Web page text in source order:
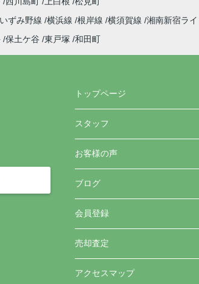
ずみ野線 横浜線 根岸線 横須賀線 湘南新宿ラ
保土ケ谷 東戸塚 和田町
トップページ
スタッフ
お客様の声
ブログ
会員登録
売却査定
アクセスマップ